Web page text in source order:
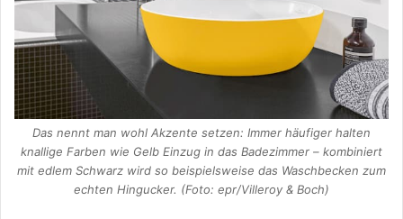
Das nennt man wohl Akzente setzen: Immer häufiger halten
knallige Farben wie Gelb Einzug in das Badezimmer – kombiniert
mit edlem Schwarz wird so beispielsweise das Waschbecken zum
echten Hingucker. (Foto: epr/Villeroy & Boch)